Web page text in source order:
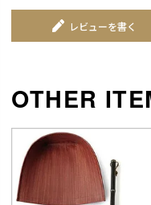
レビューを書く